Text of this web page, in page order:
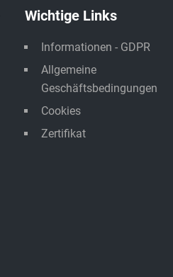
Wichtige Links
Informationen - GDPR
Allgemeine
Geschäftsbedingungen
Cookies
Zertifikat